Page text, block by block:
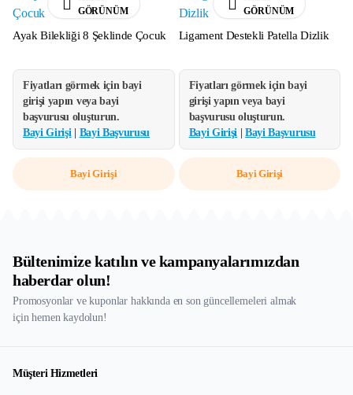
GÖRÜNÜM
Ayak Bilekliği 8 Şeklinde Çocuk
Fiyatları görmek için bayi
girişi yapın veya bayi
başvurusu oluşturun.
Bayi Girişi | Bayi Başvurusu
Bayi Girişi
GÖRÜNÜM
Ligament Destekli Patella Dizlik
Fiyatları görmek için bayi
girişi yapın veya bayi
başvurusu oluşturun.
Bayi Girişi |Bayi Başvurusu
Bayi Girişi
Bültenimize katılın ve kampanyalarımızdan
haberdar olun!
Promosyonlar ve kuponlar hakkında en son güncellemeleri almak
için hemen kaydolun!
Müşteri Hizmetleri